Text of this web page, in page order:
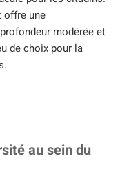
offre une
modérée et
de choix pour la
au sein du